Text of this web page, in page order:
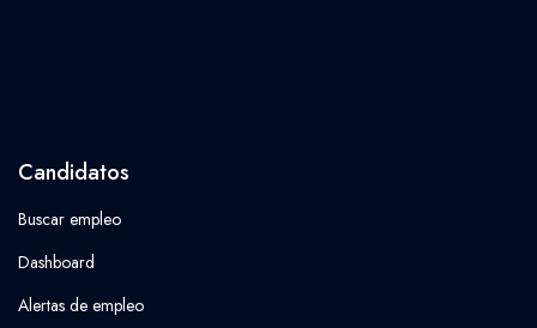
Candidatos
Buscar empleo
Dashboard
Alertas de empleo